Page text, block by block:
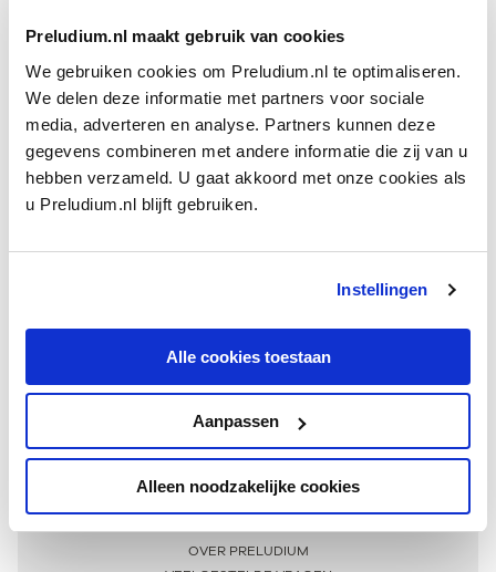
Preludium.nl maakt gebruik van cookies
We gebruiken cookies om Preludium.nl te optimaliseren.
We delen deze informatie met partners voor sociale
media, adverteren en analyse. Partners kunnen deze
gegevens combineren met andere informatie die zij van u
hebben verzameld. U gaat akkoord met onze cookies als
u Preludium.nl blijft gebruiken.
Instellingen
Alle cookies toestaan
Aanpassen
Alleen noodzakelijke cookies
Meer informatie
OVER PRELUDIUM